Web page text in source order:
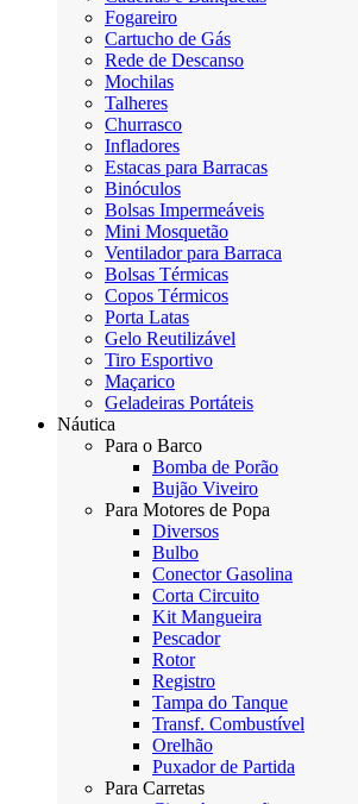
Fogareiro
Cartucho de Gás
Rede de Descanso
Mochilas
Talheres
Churrasco
Infladores
Estacas para Barracas
Binóculos
Bolsas Impermeáveis
Mini Mosquetão
Ventilador para Barraca
Bolsas Térmicas
Copos Térmicos
Porta Latas
Gelo Reutilizável
Tiro Esportivo
Maçarico
Geladeiras Portáteis
Náutica
Para o Barco
Bomba de Porão
Bujão Viveiro
Para Motores de Popa
Diversos
Bulbo
Conector Gasolina
Corta Circuito
Kit Mangueira
Pescador
Rotor
Registro
Tampa do Tanque
Transf. Combustível
Orelhão
Puxador de Partida
Para Carretas